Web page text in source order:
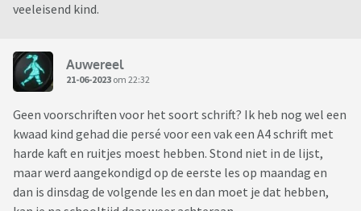
veeleisend kind.
Auwereel
21-06-2023 om 22:32
Geen voorschriften voor het soort schrift? Ik heb nog wel een
kwaad kind gehad die persé voor een vak een A4 schrift met
harde kaft en ruitjes moest hebben. Stond niet in de lijst,
maar werd aangekondigd op de eerste les op maandag en
dan is dinsdag de volgende les en dan moet je dat hebben,